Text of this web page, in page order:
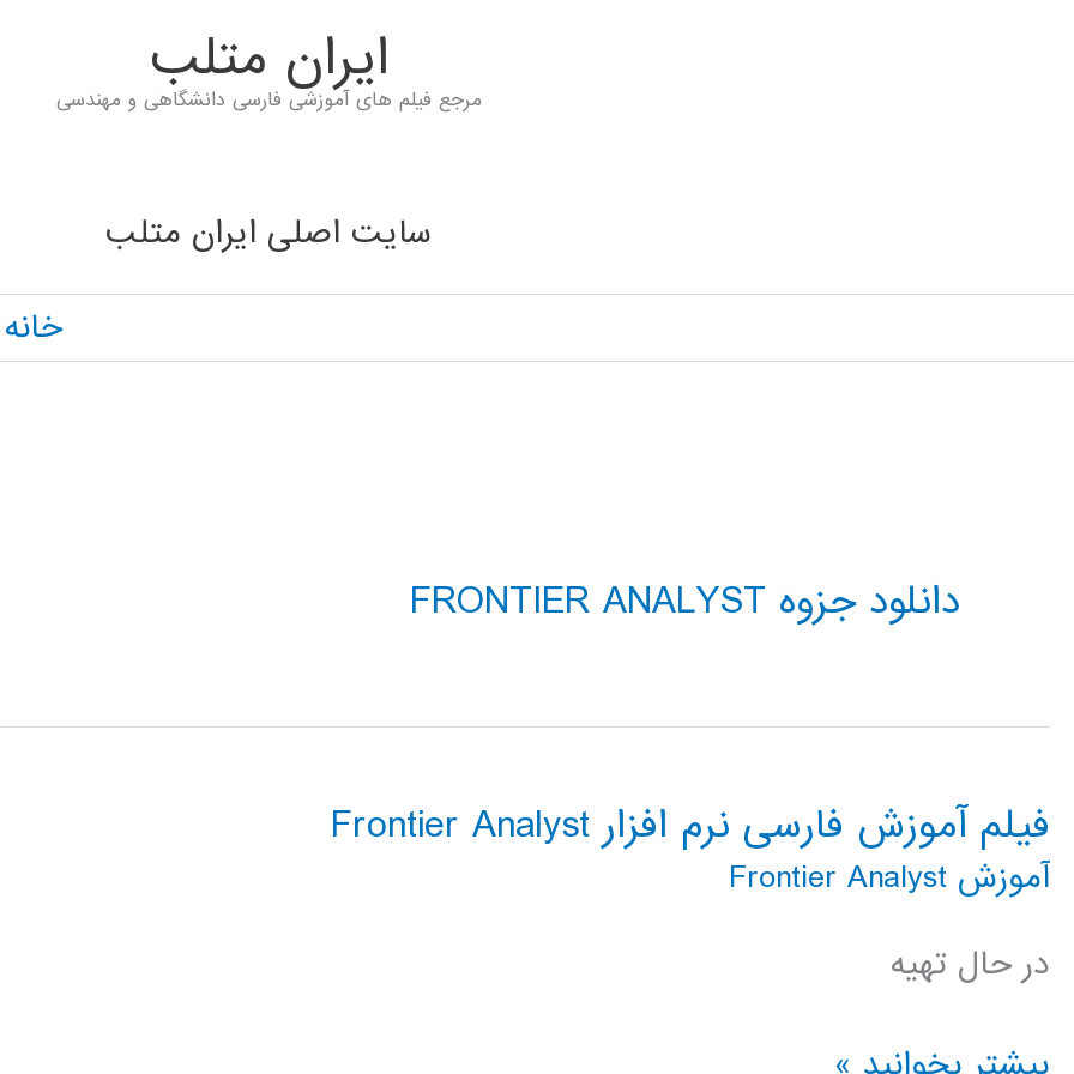
ايران متلب
مرجع فیلم های آموزشی فارسی دانشگاهی و مهندسی
سایت اصلی ایران متلب
خانه
دانلود جزوه FRONTIER ANALYST
فیلم آموزش فارسی نرم افزار Frontier Analyst
آموزش Frontier Analyst
در حال تهیه
فیلم